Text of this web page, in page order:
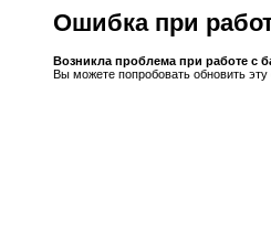
Ошибка при
Возникла проблема при работе с
Вы можете попробовать обновить эту